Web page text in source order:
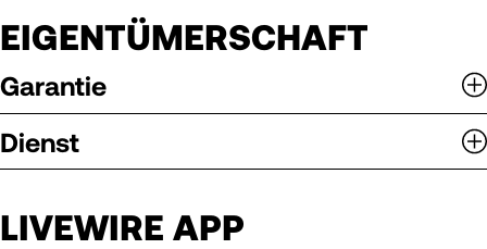
EIGENTÜMERSCHAFT
Garantie
Dienst
LIVEWIRE APP